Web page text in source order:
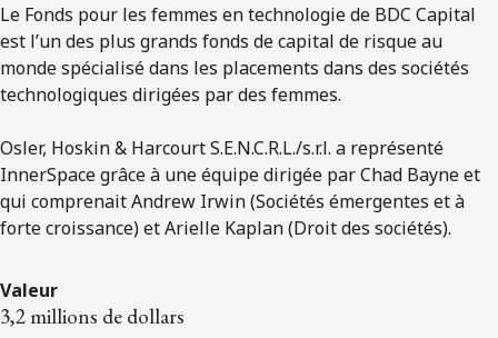
Le Fonds pour les femmes en technologie de BDC Capital
est l’un des plus grands fonds de capital de risque au
monde spécialisé dans les placements dans des sociétés
technologiques dirigées par des femmes.
Osler, Hoskin & Harcourt S.E.N.C.R.L./s.r.l. a représenté
InnerSpace grâce à une équipe dirigée par Chad Bayne et
qui comprenait Andrew Irwin (Sociétés émergentes et à
forte croissance) et Arielle Kaplan (Droit des sociétés).
Valeur
3,2 millions de dollars